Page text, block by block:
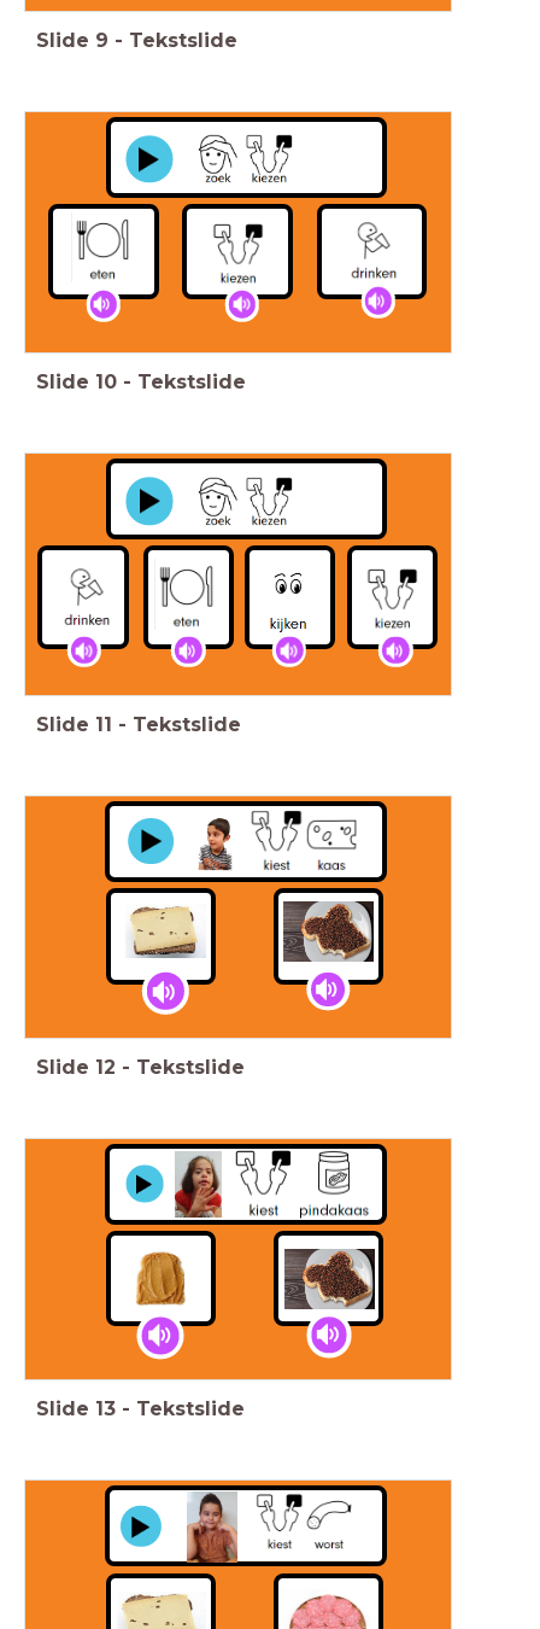
Slide 9 - Tekstslide
Slide 10 - Tekstslide
Slide 11 - Tekstslide
Slide 12 - Tekstslide
Slide 13 - Tekstslide